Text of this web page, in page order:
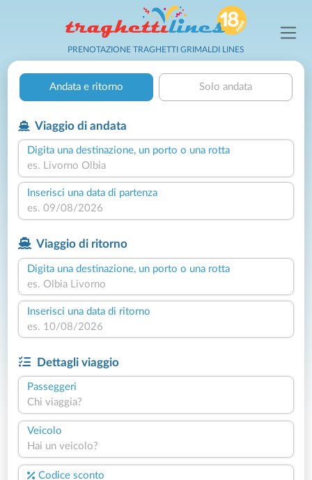
PRENOTAZIONE TRAGHETTI GRIMALDI LINES
Andata e ritorno Solo andata
Viaggio di andata
Digita una destinazione, un porto o una rotta
Inserisci una data di partenza
Viaggio di ritorno
Digita una destinazione, un porto o una rotta
Inserisci una data di ritorno
Dettagli viaggio
Passeggeri
Chi viaggia?
Veicolo
Hai un veicolo?
Codice sconto